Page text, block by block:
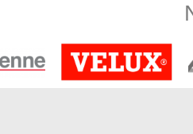
de bain, contactez-nous pour
de mise en place des
de bain doivent être meublées. En